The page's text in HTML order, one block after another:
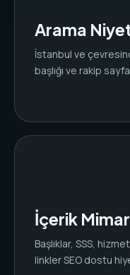
Arama
İstanbul ve
başlığı ve rakip
İçerik
Başlıklar, SSS,
linkler SEO dostu